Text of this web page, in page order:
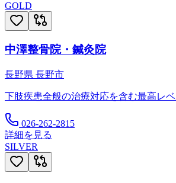
GOLD
中澤整骨院・鍼灸院
長野県 長野市
下肢疾患全般の治療対応を含む最高レ
026-262-2815
詳細を見る
SILVER